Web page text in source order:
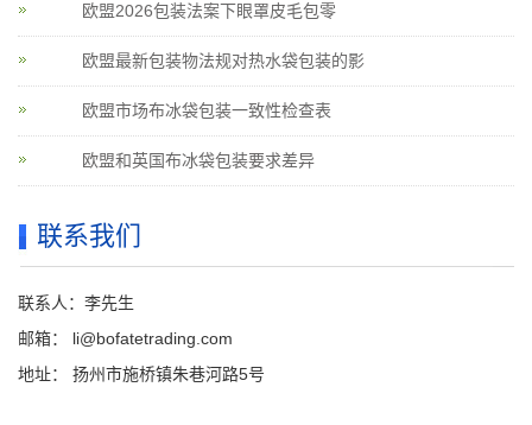
欧盟2026包装法案下眼罩皮毛包零
欧盟最新包装物法规对热水袋包装的影
欧盟市场布冰袋包装一致性检查表
欧盟和英国布冰袋包装要求差异
联系我们
联系人：李先生
邮箱：
li@bofatetrading.com
地址： 扬州市施桥镇朱巷河路5号